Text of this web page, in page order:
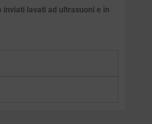
lavati ad ultrasuoni e in